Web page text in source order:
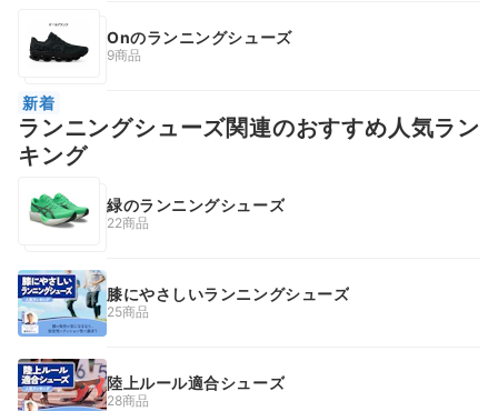
Onのランニングシューズ
9商品
新着
ランニングシューズ関連のおすすめ人気ラン
キング
緑のランニングシューズ
22商品
膝にやさしいランニングシューズ
25商品
陸上ルール適合シューズ
28商品